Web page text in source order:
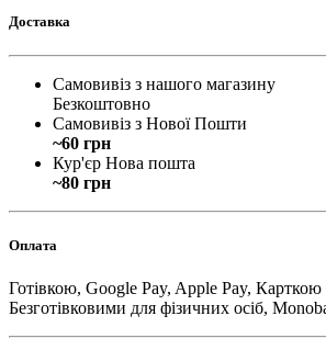
Доставка
Самовивіз з нашого магазину
Безкоштовно
Самовивіз з Нової Пошти
~60 грн
Кур'єр Нова пошта
~80 грн
Оплата
Готівкою, Google Pay, Apple Pay,
Безготівковими для фізичних осіб,